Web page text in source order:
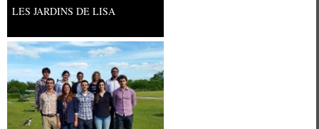
LES JARDINS DE LISA